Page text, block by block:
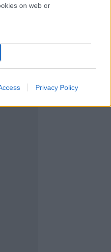
on web or
Privacy Policy
το
να
άμεσα
νέα άρθρα!